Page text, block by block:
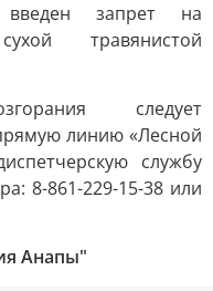
введен запрет на
травянистой
следует
линию «Лесной
службу
8-861-229-15-38 или
Анапы"